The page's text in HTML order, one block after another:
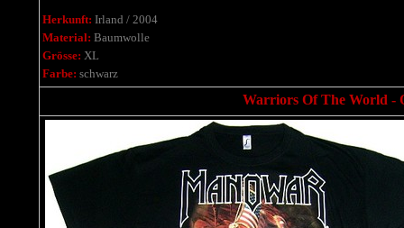
Herkunft: Irland / 2004
Material: Baumwolle
Grösse: XL
Farbe: schwarz
Warriors Of The World -